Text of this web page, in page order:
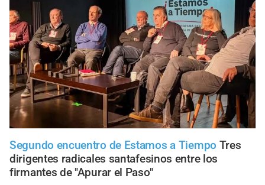
Segundo encuentro de Estamos a Tiempo Tres
dirigentes radicales santafesinos entre los
firmantes de "Apurar el Paso"